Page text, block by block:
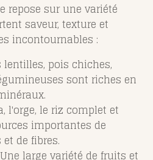
repose sur une variété
saveur, texture et
incontournables :
lentilles, pois chiches,
sont riches en
l'orge, le riz complet et
importantes de
de fibres.
large variété de fruits et